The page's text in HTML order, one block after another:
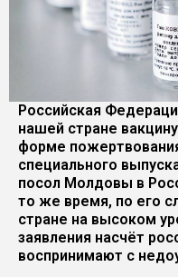
Российская
нашей стране
форме
специального
посол Молдовы в
то же время, по его
стране на высоком
заявления насчёт
воспринимают с